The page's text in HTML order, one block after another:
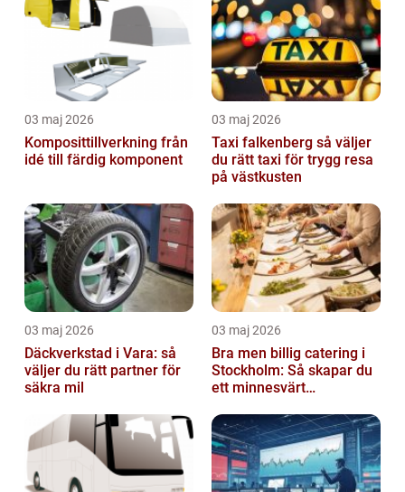
03 maj 2026
Komposittillverkning från
idé till färdig komponent
03 maj 2026
Taxi falkenberg så väljer
du rätt taxi för trygg resa
på västkusten
03 maj 2026
Däckverkstad i Vara: så
väljer du rätt partner för
säkra mil
03 maj 2026
Bra men billig catering i
Stockholm: Så skapar du
ett minnesvärt